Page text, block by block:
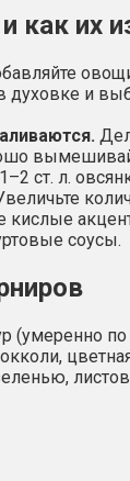
как их
духовке и
ст. л.
кислые
соусы.
(умеренно